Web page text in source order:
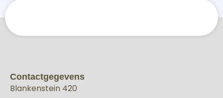
Contactgegevens
Blankenstein 420